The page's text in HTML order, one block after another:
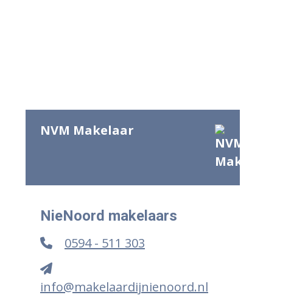
NVM Makelaar
NieNoord makelaars
0594 - 511 303
info@makelaardijnienoord.nl